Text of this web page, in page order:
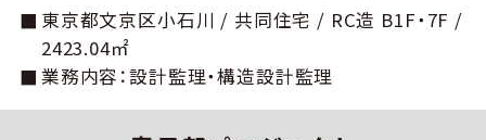
東京都⽂京区⼩⽯川 / 共同住宅 / RC造 B1F・7F /
2423.04㎡
業務内容：設計監理・構造設計監理